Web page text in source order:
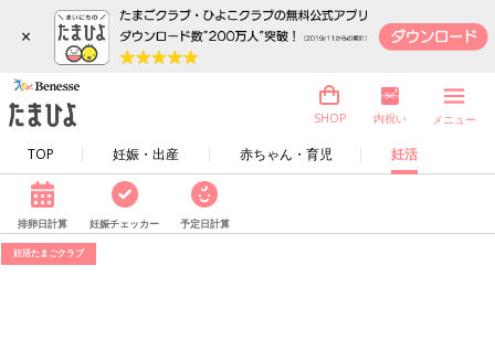
×
TOP 妊娠・出産 赤ちゃん・育児 妊活
SHOP 内祝い メニュー
排卵日計算 妊娠チェッカー 予定日計算
妊活たまごクラブ